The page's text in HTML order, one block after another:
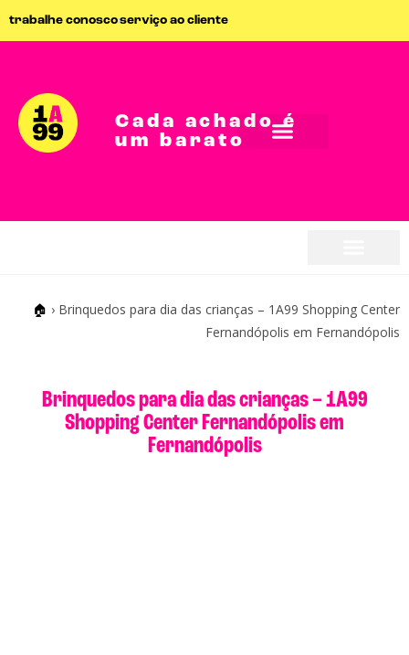
trabalhe conoscoserviço ao cliente
Cada achado é
um barato
🏠 › Brinquedos para dia das crianças – 1A99 Shopping Center
Fernandópolis em Fernandópolis
Brinquedos para dia das crianças – 1A99
Shopping Center Fernandópolis em
Fernandópolis